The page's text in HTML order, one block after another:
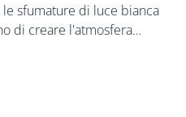
sfumature di luce bianca
di creare l'atmosfera
intelligente WiZ
in stile vintage. Usa
e aumentare la
modalità di luce